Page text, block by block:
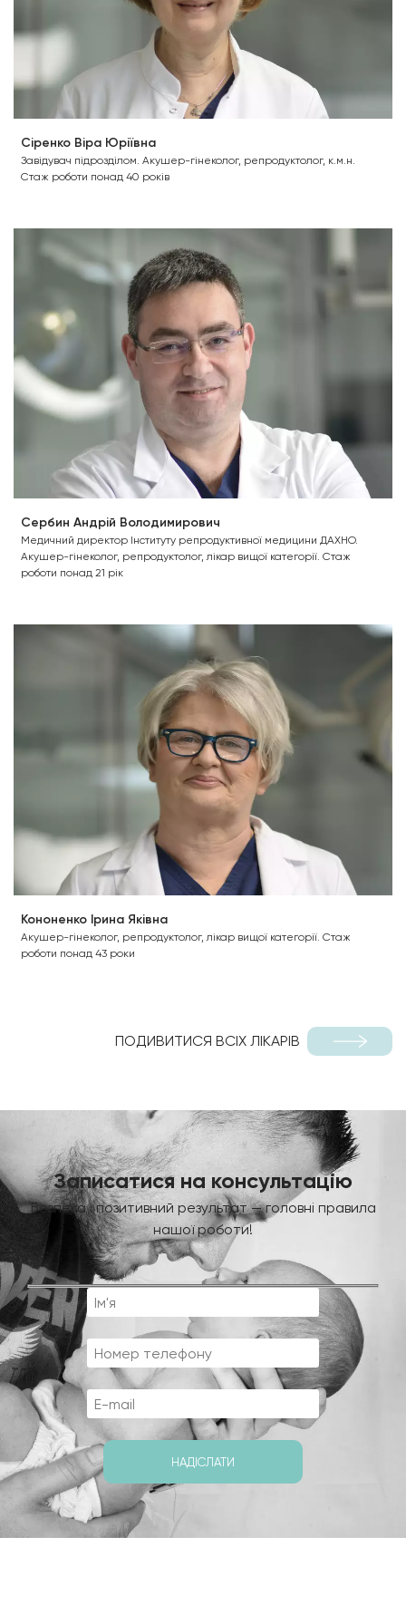
Сіренко Віра Юріївна
Завідувач підрозділом. Акушер-гінеколог, репродуктолог, к.м.н.
Стаж роботи понад 40 років
Сербин Андрій Володимирович
Медичний директор Інституту репродуктивної медицини ДАХНО.
Акушер-гінеколог, репродуктолог, лікар вищої категорії. Стаж
роботи понад 21 рік
Кононенко Ірина Яківна
Акушер-гінеколог, репродуктолог, лікар вищої категорії. Стаж
роботи понад 43 роки
ПОДИВИТИСЯ ВСІХ ЛІКАРІВ
Записатися на консультацію
Безпека і позитивний результат — головні правила
нашої роботи!